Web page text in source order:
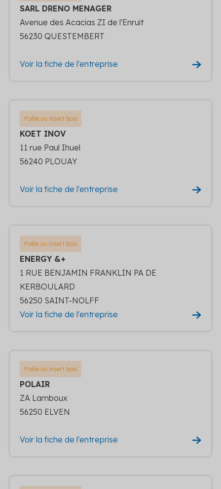
SARL DRENO MENAGER
Avenue des Acacias ZI de l'Enruit
56230 QUESTEMBERT
Voir la fiche de l'entreprise
Poêle ou insert bois
KOET INOV
11 rue Paul Ihuel
56240 PLOUAY
Voir la fiche de l'entreprise
Poêle ou insert bois
ENERGY &+
1 RUE BENJAMIN FRANKLIN PA DE
KERBOULARD
56250 SAINT-NOLFF
Voir la fiche de l'entreprise
Poêle ou insert bois
POLAIR
ZA Lamboux
56250 ELVEN
Voir la fiche de l'entreprise